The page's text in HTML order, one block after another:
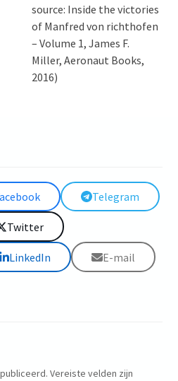
source: Inside the victories
of Manfred von richthofen
– Volume 1, James F.
Miller, Aeronaut Books,
2016)
Telegram
Twitter
LinkedIn E-mail
Vereiste velden zijn